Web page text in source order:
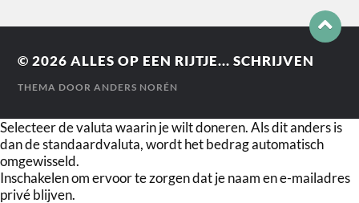
© 2026ALLES OP EEN RIJTJE... SCHRIJVEN
THEMA DOORANDERS NORÉN
Selecteer de valuta waarin je wilt doneren. Als dit anders is
dan de standaardvaluta, wordt het bedrag automatisch
omgewisseld.
Inschakelen om ervoor te zorgen dat je naam en e-mailadres
privé blijven.